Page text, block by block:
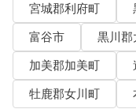
宮城郡利府町
富谷市
黒川郡
加美郡加美町
牡鹿郡女川町